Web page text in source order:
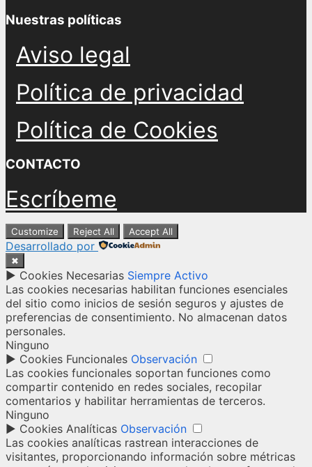
Nuestras políticas
Aviso legal
Política de privacidad
Política de Cookies
CONTACTO
Escríbeme
Customize Reject All Accept All
Desarrollado por
✖
► Cookies Necesarias Siempre Activo
Las cookies necesarias habilitan funciones esenciales
del sitio como inicios de sesión seguros y ajustes de
preferencias de consentimiento. No almacenan datos
personales.
Ninguno
► Cookies Funcionales Observación
Las cookies funcionales soportan funciones como
compartir contenido en redes sociales, recopilar
comentarios y habilitar herramientas de terceros.
Ninguno
► Cookies Analíticas Observación
Las cookies analíticas rastrean interacciones de
visitantes, proporcionando información sobre métricas